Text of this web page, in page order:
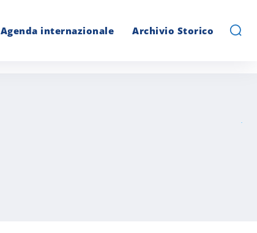
Agenda internazionale Archivio Storico